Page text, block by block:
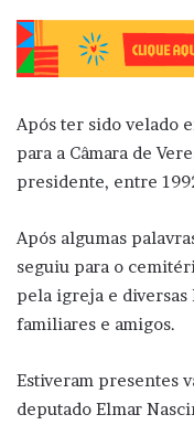
Após ter sido velado
para a Câmara de
presidente, entre
Após algumas
seguiu para o
pela igreja e diversas
familiares e amigos.
Estiveram presentes
deputado Elmar